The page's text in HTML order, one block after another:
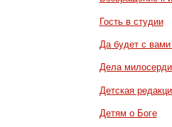
Гость в студии
Да будет с
Дела
Детская
Детям о Боге